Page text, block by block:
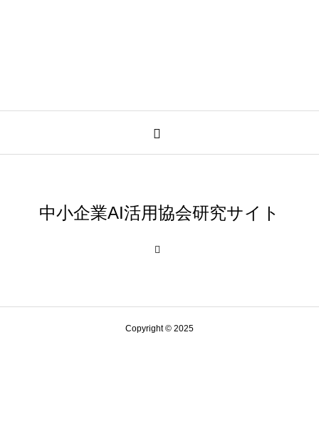
中小企業AI活用協会研究サイト
Copyright © 2025